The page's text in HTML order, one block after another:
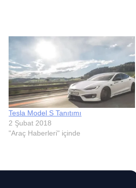
Tesla Model S Tanıtımı
2 Şubat 2018
"Araç Haberleri" içinde